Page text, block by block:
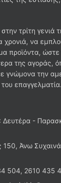
τρίτη γενιά
να
προϊόντα,
της αγοράς,
γνώμονα την
επαγγελματία.
Δευτέρα -
150, Άνω
504, 2610 435